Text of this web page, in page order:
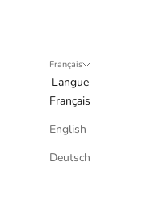
Français
Langue
Français
English
Deutsch